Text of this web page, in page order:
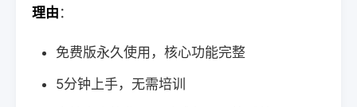
理由 ：
免费版永久使用，核心功能完整
5分钟上手，无需培训